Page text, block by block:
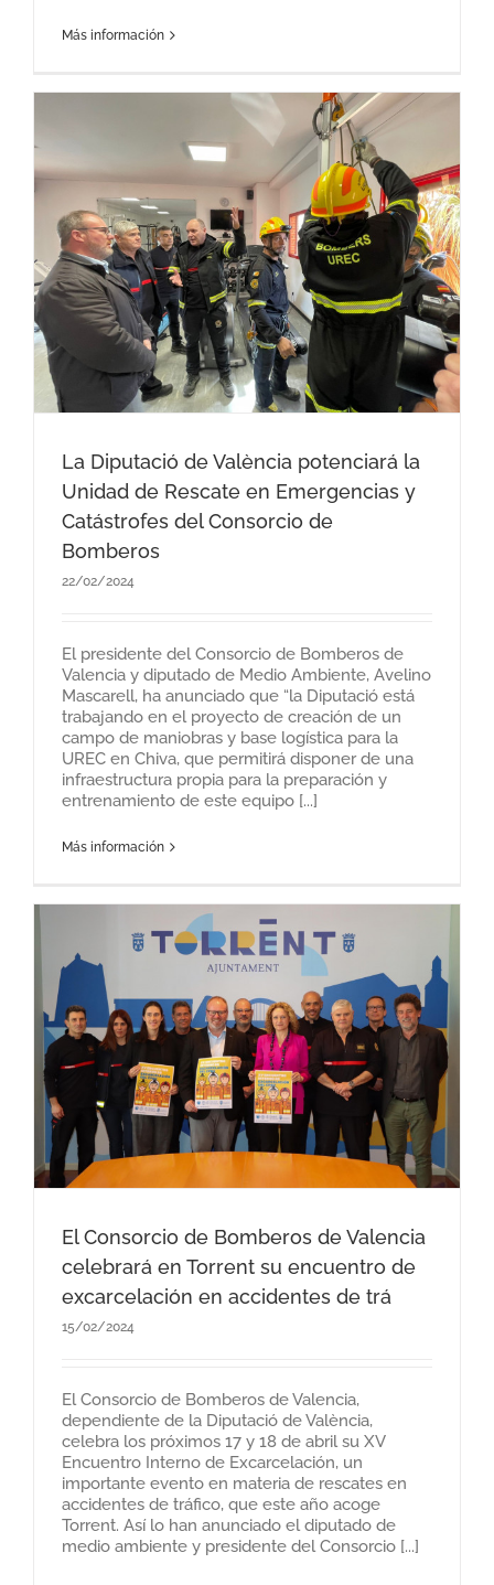
Más información
La Diputació de València potenciará la
Unidad de Rescate en Emergencias y
Catástrofes del Consorcio de
Bomberos
22/02/2024
El presidente del Consorcio de Bomberos de
Valencia y diputado de Medio Ambiente, Avelino
Mascarell, ha anunciado que “la Diputació está
trabajando en el proyecto de creación de un
campo de maniobras y base logística para la
UREC en Chiva, que permitirá disponer de una
infraestructura propia para la preparación y
entrenamiento de este equipo [...]
Más información
El Consorcio de Bomberos de Valencia
celebrará en Torrent su encuentro de
excarcelación en accidentes de trá
15/02/2024
El Consorcio de Bomberos de Valencia,
dependiente de la Diputació de València,
celebra los próximos 17 y 18 de abril su XV
Encuentro Interno de Excarcelación, un
importante evento en materia de rescates en
accidentes de tráfico, que este año acoge
Torrent. Así lo han anunciado el diputado de
medio ambiente y presidente del Consorcio [...]